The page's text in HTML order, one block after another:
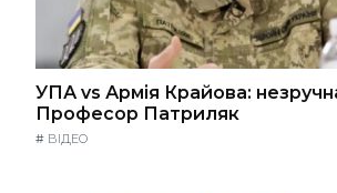
УПА vs Армія Крайова:
Професор Патриляк
# ВІДЕО